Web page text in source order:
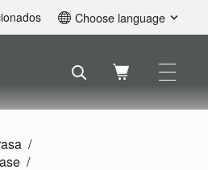
Choose language
Svenska
Nederlands